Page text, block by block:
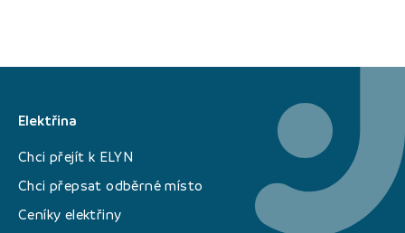
Elektřina
Chci přejít k ELYN
Chci přepsat odběrné místo
Ceníky elektřiny